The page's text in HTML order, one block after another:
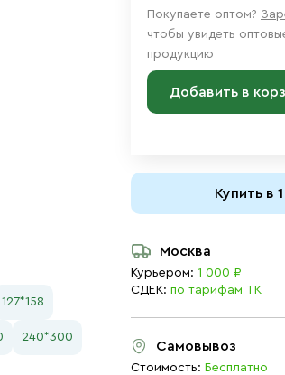
127*158
240*300
Покупаете оптом?
чтобы увидеть
продукцию
Добавить в
Купить в
Москва
Курьером: 1 000 ₽
СДЕК: по тарифам ТК
Самовывоз
Стоимость: Бесплатно